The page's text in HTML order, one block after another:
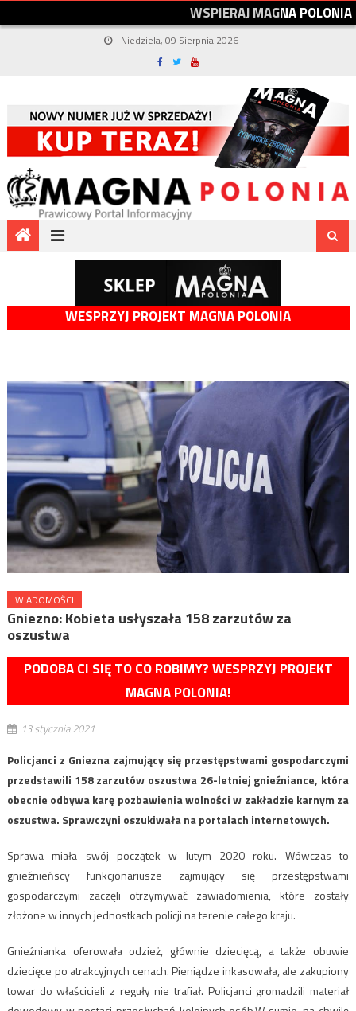
WSPIERAJMAGNAPOLONIA
Niedziela, 09 Sierpnia 2026
WESPRZYJ PROJEKT MAGNA POLONIA
WIADOMOŚCI
Gniezno: Kobieta usłyszała 158 zarzutów za
oszustwa
PODOBA CI SIĘ TO CO ROBIMY? WESPRZYJ PROJEKT
MAGNA POLONIA!
13 stycznia 2021
Policjanci z Gniezna zajmujący się przestępstwami gospodarczymi
przedstawili 158 zarzutów oszustwa 26-letniej gnieźniance, która
obecnie odbywa karę pozbawienia wolności w zakładzie karnym za
oszustwa. Sprawczyni oszukiwała na portalach internetowych.
Sprawa miała swój początek w lutym 2020 roku. Wówczas to
gnieźnieńscy funkcjonariusze zajmujący się przestępstwami
gospodarczymi zaczęli otrzymywać zawiadomienia, które zostały
złożone w innych jednostkach policji na terenie całego kraju.
Gnieźnianka oferowała odzież, głównie dziecięcą, a także obuwie
dziecięce po atrakcyjnych cenach. Pieniądze inkasowała, ale zakupiony
towar do właścicieli z reguły nie trafiał. Policjanci gromadzili materiał